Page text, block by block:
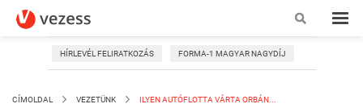
HÍRLEVÉL FELIRATKOZÁS FORMA-1 MAGYAR NAGYDÍJ
CÍMOLDAL VEZETÜNK ILYEN AUTÓFLOTTA VÁRTA ORBÁN...